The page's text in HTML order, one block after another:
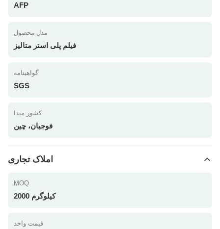
AFP
مدل محصول
فیلم پلی استر متالیز
گواهینامه
SGS
کشور مبدا
فوجیان، چین
املاک تجاری
MOQ
2000 کیلوگرم
قیمت واحد